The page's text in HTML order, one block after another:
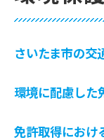
さいたま市の交
環境に配慮した
免許取得におけ